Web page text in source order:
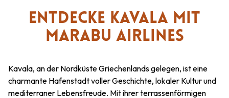
ENTDECKE KAVALA MIT
MARABU AIRLINES
Kavala, an der Nordküste Griechenlands gelegen, ist eine
charmante Hafenstadt voller Geschichte, lokaler Kultur und
mediterraner Lebensfreude. Mit ihrer terrassenförmigen